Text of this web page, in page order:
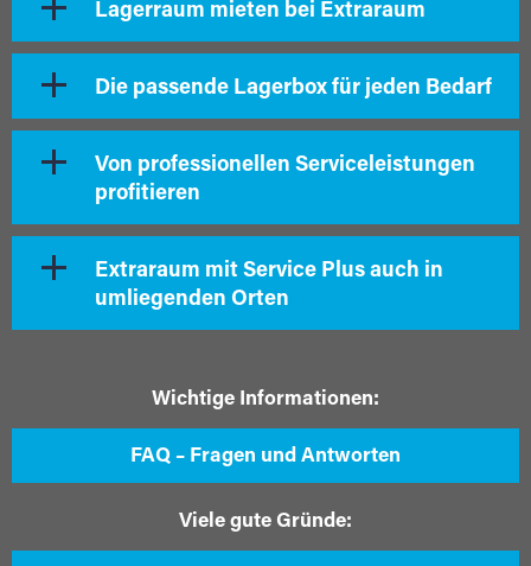
Lagerraum mieten bei Extraraum
Die passende Lagerbox für jeden Bedarf
Von professionellen Serviceleistungen
profitieren
Extraraum mit Service Plus auch in
umliegenden Orten
Wichtige Informationen:
FAQ – Fragen und Antworten
Viele gute Gründe: